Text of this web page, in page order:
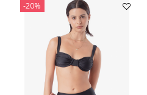
-20%